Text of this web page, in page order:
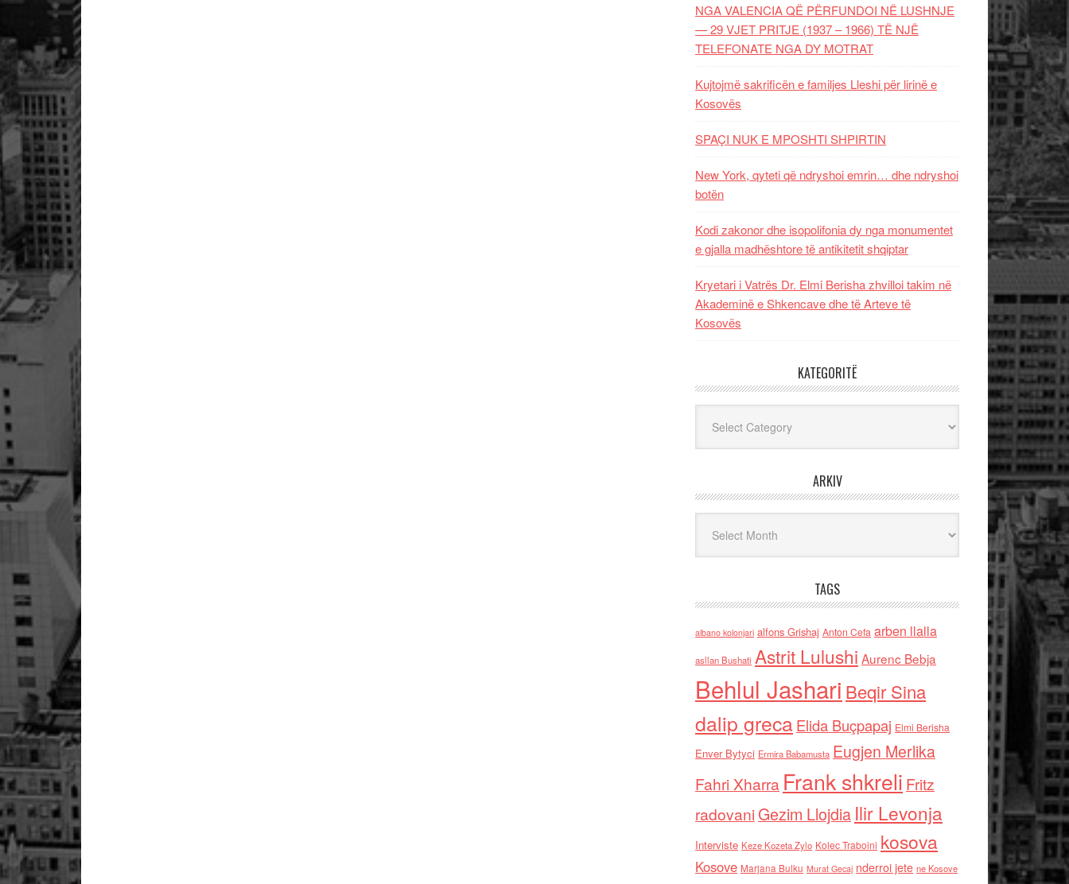
NGA VALENCIA QË PËRFUNDOI NË LUSHNJE
— 29 VJET PRITJE (1937 – 1966) TË NJË
TELEFONATE NGA DY MOTRAT
Kujtojmë sakrificën e familjes Lleshi për lirinë e
Kosovës
SPAÇI NUK E MPOSHTI SHPIRTIN
New York, qyteti që ndryshoi emrin… dhe ndryshoi
botën
Kodi zakonor dhe isopolifonia dy nga monumentet
e gjalla madhështore të antikitetit shqiptar
Kryetari i Vatrës Dr. Elmi Berisha zhvilloi takim në
Akademinë e Shkencave dhe të Arteve të
Kosovës
KATEGORITË
ARKIV
TAGS
albano kolonjari alfons Grishaj Anton Cefa arben llalla
asllan Bushati Astrit Lulushi Aurenc Bebja
Behlul Jashari Beqir Sina
dalip grecaElida Buçpapaj Elmi Berisha
Enver Bytyci Ermira Babamusta Eugjen Merlika
Fahri Xharra Frank shkreli Fritz
radovaniGezim Llojdia Ilir Levonja
Interviste Keze Kozeta Zylo Kolec Traboini kosova
Kosove Marjana Bulku Murat Gecaj nderroi jete ne Kosove